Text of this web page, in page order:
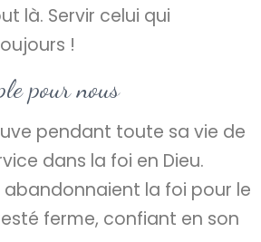
là. Servir celui qui
!
pour nous
pendant toute sa vie de
dans la foi en Dieu.
abandonnaient la foi pour le
ferme, confiant en son